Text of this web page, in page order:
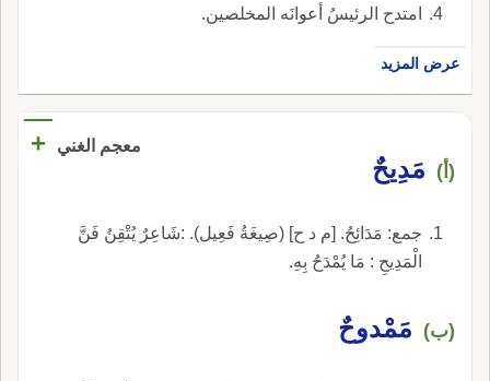
امتدح الرئيسُ أعوانَه المخلصين.
عرض المزيد
معجم الغني +
(أ) مَدِيحٌ
جمع: مَدَائِحُ. [م د ح] (صِيغَةُ فَعِيل). :شَاعِرٌ يُتْقِنُ فَنَّ
الْمَدِيحِ : مَا يُمْدَحُ بِهِ.
(ب) مَمْدوحٌ